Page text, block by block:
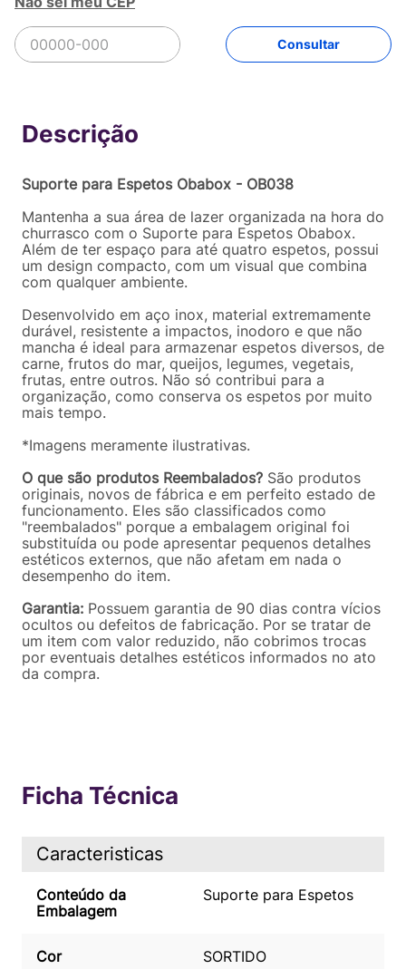
R$39,92
39
Suporte para Espetos Obabox - OB038
Mantenha a sua área de lazer organizada na hora do
churrasco com o Suporte para Espetos Obabox.
Além de ter espaço para até quatro espetos, possui
um design compacto, com um visual que combina
com qualquer ambiente.
Desenvolvido em aço inox, material extremamente
durável, resistente a impactos, inodoro e que não
mancha é ideal para armazenar espetos diversos, de
carne, frutos do mar, queijos, legumes, vegetais,
frutas, entre outros. Não só contribui para a
organização, como conserva os espetos por muito
mais tempo.
*Imagens meramente ilustrativas.
O que são produtos Reembalados? São produtos
originais, novos de fábrica e em perfeito estado de
funcionamento. Eles são classificados como
"reembalados" porque a embalagem original foi
substituída ou pode apresentar pequenos detalhes
estéticos externos, que não afetam em nada o
desempenho do item.
Garantia: Possuem garantia de 90 dias contra vícios
ocultos ou defeitos de fabricação. Por se tratar de
um item com valor reduzido, não cobrimos trocas
por eventuais detalhes estéticos informados no ato
da compra.
Ficha Técnica
Caracteristicas
Conteúdo da
Embalagem
Suporte para Espetos
Cor SORTIDO